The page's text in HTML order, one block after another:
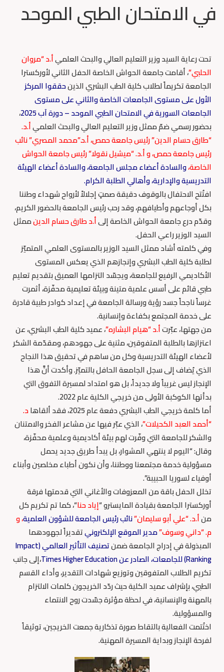
في الامتحان الطبي الموحد
تحت رعاية السيد وزير التعليم العالي والبحث العلميأ.د “مروان
الحلبي”، أقامت جامعة الحواش الخاصة الحفل الثاني لأوركسترا
الجامعة تكريماً لطلاب كلية الطب البشري الذينحققوا المركز
الأول على مستوى الجامعات الخاصة والثاني على مستوى
الجامعات السورية في الامتحان الطبي الموحد – دورة آب 2025
،
بحضور رسمي ضمّ ممثل وزير التعليم العالي والبحث العلميأ.د.
“طارق حسام الدين” رئيس جامعة حمص، أ.د.”محمد المصري” نائب
رئيس جامعة حمص، و أ.د. “ميشيل نقولا” رئيس جامعة الحواش
الخاصة،والسادة أعضاء مجلس الجامعة، والسادة أعضاء الهيئة
التدريسية والإدارية، وأهالي الطلبة الكرام.
افتُتح الاحتفال بالوقوف دقيقة صمتٍ إجلالاً لأرواح شهداء وطننا
بكل أوجاعهم وأطيافهم، وقد رحب رئيس الجامعة بالحضور الكريم،
وقدّم درع جامعة الحواش الخاصة إلىأ.د طارق حسام الدينممثل
السيد الوزير راعي الحفل.
وفي كلمته أشاد ممثل السيد الوزير بالمستوى العلمي المتميّز
لطلبة كلية الطب البشري وإنجازهم الذي يعكس المستوى
الأكاديمي الرفيع للجامعة، ويجسّد التزامها العميق بتقديم تعليم
طبي قائم على أسس علمية متينة وبيئة تعليمية محفّزة، أثمرت
غرساً ناجحاً جسد رؤية ورسالة الجامعة في إعداد كوادر طبية قادرة
على خدمة المجتمع بكفاءة وإنسانية.
من جهتها، عبّرتأ.د “هيام البشاره”، عميد كلية الطب البشري، عن
اعتزازها بالطلبة المتفوقين، مثنية على جهودهم، ومقدّمة الشكر
لأعضاء الهيئة التدريسية وكل من ساهم في تحقيق هذا النجاح
الذي يُضاف إلى سجل الجامعة الحافل بالتميّز. وأكدت أنَّ هذا
الإنجاز ليس غريباً ولا جديداً، بل هو امتداد لمسيرة التفوق التي
بدأتها الكوكبة الأولى من خريجي الكلية عام 2022.
أما كلمة خريجي الطب البشري دفعة عام 2025، فقد ألقاها
د.
“أحمد العبد الكحيلات”، الذي عبّر فيها عن مشاعر الفخر والامتنان
والشكر للجامعة التي وفّرت لهم بيئة أكاديمية وعلمية محفّزة،
وقال: “اليوم لا ينتهي المشوار، بل يبدأ طريق جديد يحمل
مسؤولية خدمة مجتمعنا ووطننا، وأن نكون أطباء مخلصين وأبناء
أوفياء لسوريا الحبيبة”.
تخلل الحفل باقة من المعزوفات والأغاني التي قدمتها فرقة
أوركسترا الجامعة بقيادة المايسترو “إياد حنا“، كما تم تكريم كل
منأ.د. “علي أبو سليمان”نائب رئيس الجامعة للشؤون العلمية، و
م. “داني وسوف”مدير الموقع الإلكترونيتقديراً لجهودهما
المبذولة في إدراج الجامعة ضمن
تصنيف التأثير العالمي (Impact
Ranking) للجامعات، الصادر عن Times Higher Education
،إلى جانب
تكريم الطلاب المتفوقين وتوزيع شهادات التقدير، وأداء القسم
الطبي، بإشراف عميد الكلية حيث ردّد الخريجون كلمات الالتزام
بالمهنة والإنسانية، في لحظة مؤثرة جسّدت روح الانتماء
والمسؤولية.
اختُتمت الفعالية بالتقاط صورة تذكارية جمعت الخريجين، توثيقاً
لفرحة الإنجاز وبداية المسيرة المهنية.